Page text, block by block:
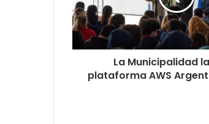
La Municipalidad
plataforma AWS